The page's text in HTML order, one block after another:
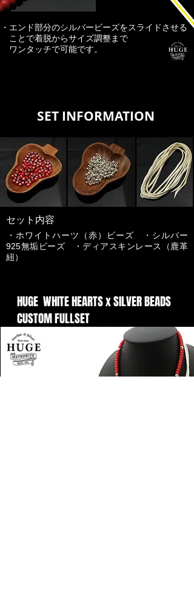
・エンド部分のシルバービーズをスライドさせる
ことで着脱から​サイズ調整まで
ワンタッチで可能です。
​ SET INFORMATION
​セット内容
​・ホワイトハーツ（赤）ビーズ ・シルバー
925無垢ビーズ ・ディアスキンレース（鹿革
紐）
​HUGE WHITE HEARTS x SILVER BEADS
CUSTOM FULLSET